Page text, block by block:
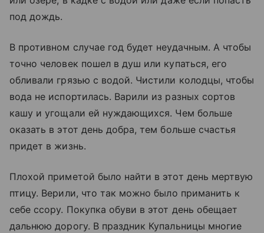
под дождь.
В противном случае год будет неудачным. А чтобы
точно человек пошел в душ или купаться, его
обливали грязью с водой. Чистили колодцы, чтобы
вода не испортилась. Варили из разных сортов
кашу и угощали ей нуждающихся. Чем больше
оказать в этот день добра, тем больше счастья
придет в жизнь.
Плохой приметой было найти в этот день мертвую
птицу. Верили, что так можно было приманить к
себе ссору. Покупка обуви в этот день обещает
дальнюю дорогу. В праздник Купальницы многие